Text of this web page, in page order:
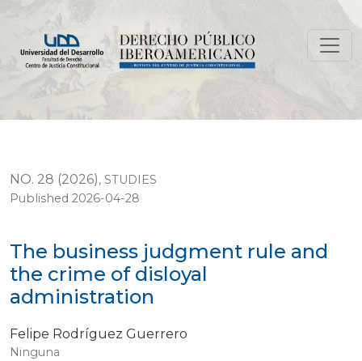
The business judgment rule and the crime of disloyal
NO. 28 (2026), STUDIES
The business judgment rule and
the crime of disloyal
administration
Published 2026-04-28
Felipe Rodríguez Guerrero
Ninguna